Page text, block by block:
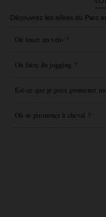
Découvrez les allées du Parc
Où louer un vélo ?
Où faire du jogging ?
Est-ce que je peux promener
Où se promener à cheval ?